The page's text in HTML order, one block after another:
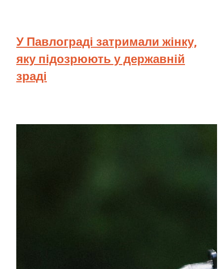
У Павлограді затримали жінку,
яку підозрюють у державній
зраді